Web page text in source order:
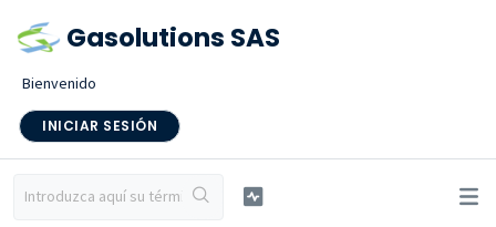
Gasolutions SAS
Bienvenido
INICIAR SESIÓN